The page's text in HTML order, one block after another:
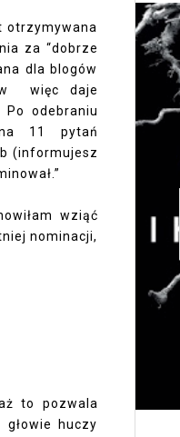
otrzymywana
za “dobrze
dla blogów
więc daje
Po odebraniu
11 pytań
(informujesz
wziąć
nominacji,
to pozwala
huczy